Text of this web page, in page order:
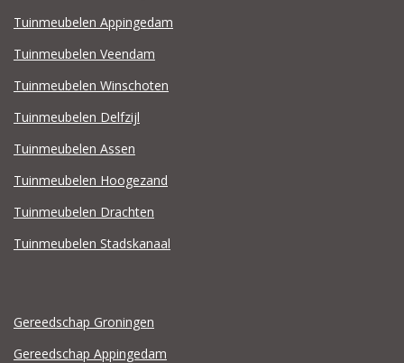
Tuinmeubelen Appingedam
Tuinmeubelen Veendam
Tuinmeubelen Winschoten
Tuinmeubelen Delfzijl
Tuinmeubelen Assen
Tuinmeubelen Hoogezand
Tuinmeubelen Drachten
Tuinmeubelen Stadskanaal
Gereedschap Groningen
Gereedschap Appingedam